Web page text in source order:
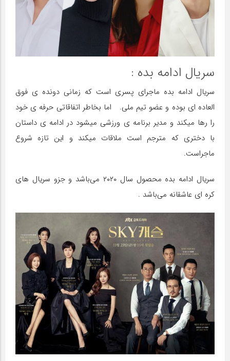
سریال ادامه بده :
سریال ادامه بده ماجرای پسری است که زمانی دونده ی فوق
العاده ای بوده و عضو تیم ملی. اما بخاطر اتفاقاتی حرفه ی خود
را رها میکند و مدیر برنامه ی ورزشی میشود در ادامه ی داستان
با دختری که مترجم است ملاقات میکند و این تازه شروع
ماجراست.
سریال ادامه بده محصول سال ۲۰۲۰ می‌باشد و جزو سریال های
کره ای عاشقانه می‌باشد .